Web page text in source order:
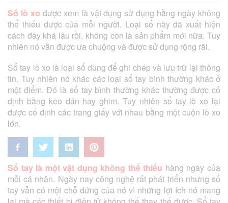
Sổ lò xo được xem là vật dụng sử dụng hằng ngày không
thể thiếu được của mỗi người. Loại sổ này đã xuất hiện
cách đây khá lâu rồi, không còn là sản phẩm mới nữa. Tuy
nhiên nó vẫn được ưa chuộng và được sử dụng rộng rãi.
Sổ tay lò xo là loại sổ dùng để ghi chép và lưu trữ lại thông
tin. Tuy nhiên nó khác các loại sổ tay bình thường khác ở
một điểm. Đó là sổ tay bình thường khác thường được cố
định bằng keo dán hay ghim. Tuy nhiên sổ tay lò xo lại
được cố định các trang giấy với nhau bằng một cuộn lò xo
lớn.
Sổ tay là một vật dụng không thể thiếu hàng ngày của
mỗi cá nhân. Ngày nay công nghệ rất phát triển nhưng sổ
tay vẫn có một chỗ đứng của nó vì những lợi ích nó mang